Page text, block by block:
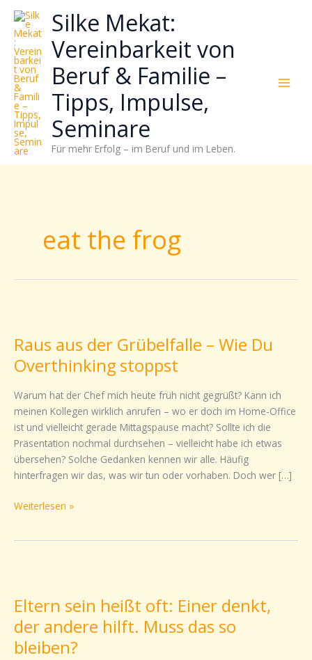
Zum
Inhalt
springen
Silke Mekat:
Vereinbarkeit von
Beruf & Familie –
Tipps, Impulse,
Seminare
Für mehr Erfolg – im Beruf und im Leben.
eat the frog
Raus aus der Grübelfalle – Wie Du
Overthinking stoppst
Warum hat der Chef mich heute früh nicht gegrüßt? Kann ich
meinen Kollegen wirklich anrufen – wo er doch im Home-Office
ist und vielleicht gerade Mittagspause macht? Sollte ich die
Präsentation nochmal durchsehen – vielleicht habe ich etwas
übersehen? Solche Gedanken kennen wir alle. Häufig
hinterfragen wir das, was wir tun oder vorhaben. Doch wer […]
der
Grübelfalle
–
Wie
Du
Overthinking
stoppst
Weiterlesen »
Eltern sein heißt oft: Einer denkt,
der andere hilft. Muss das so
bleiben?
heißt
oft:
Einer
denkt,
wie
sich
Stress
reduzieren
Energie
gezielter
einsetzen
lässt?
Einfach